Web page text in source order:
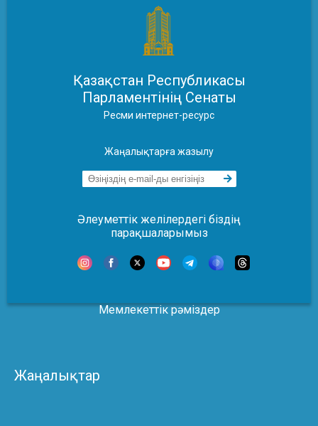
Қазақстан Республикасы
Парламентінің Сенаты
Ресми интернет-ресурс
Жаңалықтарға жазылу
Әлеуметтік желілердегі біздің
парақшаларымыз
Мемлекеттік рәміздер
Жаңалықтар